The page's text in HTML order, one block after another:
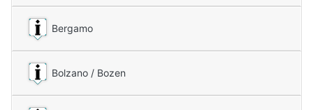
Bergamo
Bolzano / Bozen